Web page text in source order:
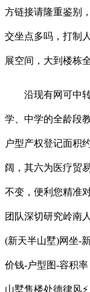
方链接请隆重鉴别
交坐点多吗，打制
展空间，大到楼栋
沿现有网可中转
学、中学的全龄段
户型产权登记面积
阔，其六为医疗贸
不变，便利您精准
团队深切研究岭南
(新天半山墅)网坐-
价钱-户型图-容积
山墅售楼处德律风